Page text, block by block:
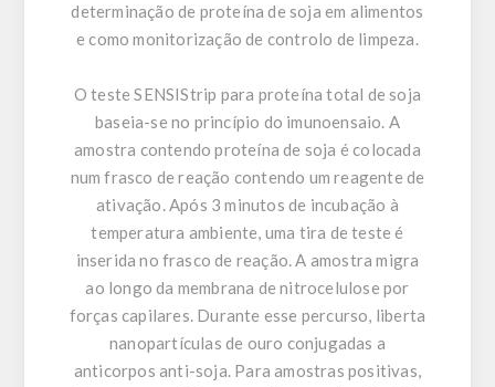
determinação de proteína de soja em alimentos
e como monitorização de controlo de limpeza.
O teste SENSIStrip para proteína total de soja
baseia-se no princípio do imunoensaio. A
amostra contendo proteína de soja é colocada
num frasco de reação contendo um reagente de
ativação. Após 3 minutos de incubação à
temperatura ambiente, uma tira de teste é
inserida no frasco de reação. A amostra migra
ao longo da membrana de nitrocelulose por
forças capilares. Durante esse percurso, liberta
nanopartículas de ouro conjugadas a
anticorpos anti-soja. Para amostras positivas,